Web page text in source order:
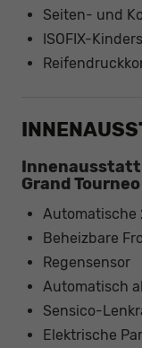
Seiten- und
ISOFIX-
Grand
Automatische
Beheizbare
Regensensor
Automatisch
Sensico-
Elektrische